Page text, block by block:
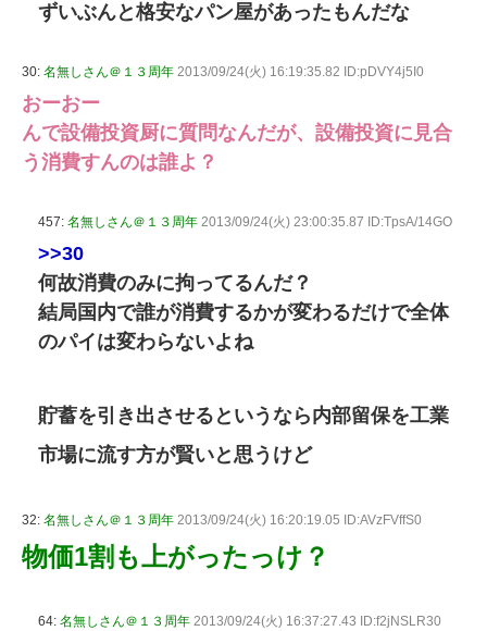
ずいぶんと格安なパン屋があったもんだな
30: 名無しさん＠１３周年 2013/09/24(火) 16:19:35.82 ID:pDVY4j5I0
おーおー
んで設備投資厨に質問なんだが、設備投資に見合
う消費すんのは誰よ？
457: 名無しさん＠１３周年 2013/09/24(火) 23:00:35.87 ID:TpsA/14GO
>>30
何故消費のみに拘ってるんだ？
結局国内で誰が消費するかが変わるだけで全体
のパイは変わらないよね
貯蓄を引き出させるというなら内部留保を工業
市場に流す方が賢いと思うけど
32: 名無しさん＠１３周年 2013/09/24(火) 16:20:19.05 ID:AVzFVffS0
物価1割も上がったっけ？
64: 名無しさん＠１３周年 2013/09/24(火) 16:37:27.43 ID:f2jNSLR30